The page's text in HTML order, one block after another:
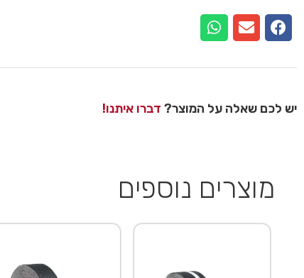
יש לכם שאלה על המוצר? דברו איתנו!
מוצרים נוספים